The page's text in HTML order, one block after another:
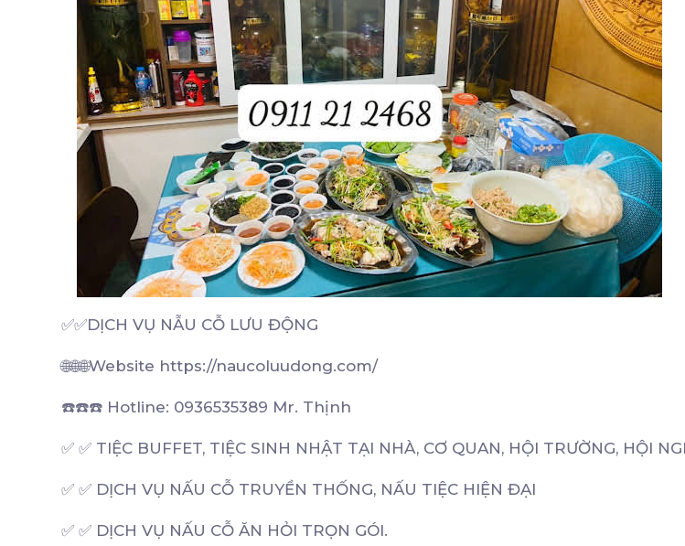
✅✅DỊCH VỤ NẪU CỖ LƯU ĐỘNG
🌐🌐🌐Website https://naucoluudong.com/
☎️☎️☎️ Hotline: 0936535389 Mr. Thịnh
✅ ✅ TIỆC BUFFET, TIỆC SINH NHẬT TẠI NHÀ, CƠ QUAN, HỘI TRƯỜNG, HỘI
✅ ✅ DỊCH VỤ NẤU CỖ TRUYỀN THỐNG, NẤU TIỆC HIỆN ĐẠI
✅ ✅ DỊCH VỤ NẤU CỖ ĂN HỎI TRỌN GÓI.